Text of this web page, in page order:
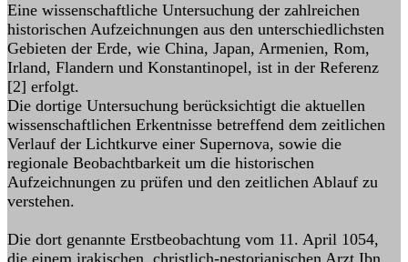
Eine wissenschaftliche Untersuchung der zahlreichen
historischen Aufzeichnungen aus den unterschiedlichsten
Gebieten der Erde, wie China, Japan, Armenien, Rom,
Irland, Flandern und Konstantinopel, ist in der Referenz
[2] erfolgt.
Die dortige Untersuchung berücksichtigt die aktuellen
wissenschaftlichen Erkentnisse betreffend dem zeitlichen
Verlauf der Lichtkurve einer Supernova, sowie die
regionale Beobachtbarkeit um die historischen
Aufzeichnungen zu prüfen und den zeitlichen Ablauf zu
verstehen.
Die dort genannte Erstbeobachtung vom 11. April 1054,
die einem irakischen, christlich-nestorianischen Arzt Ibn